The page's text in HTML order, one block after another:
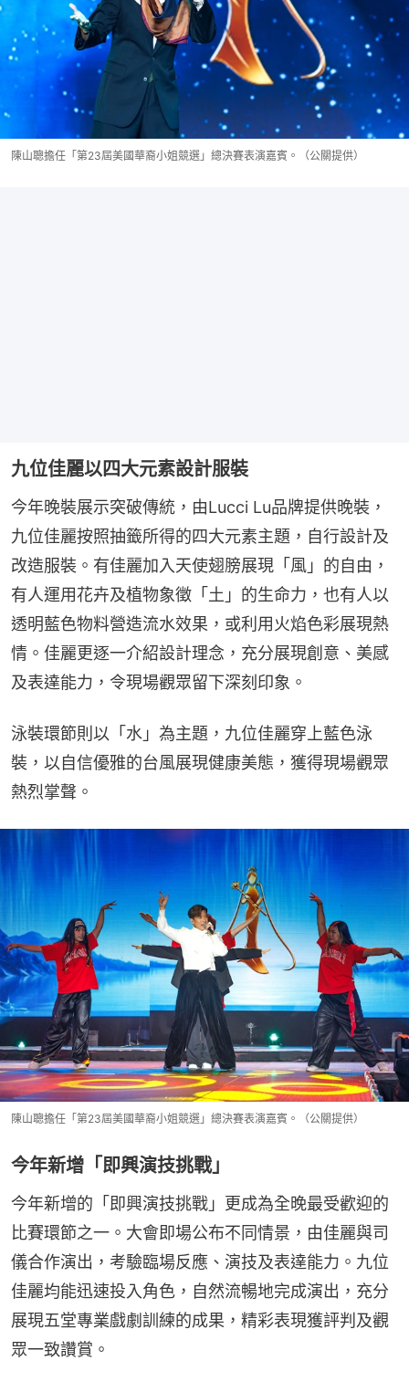
陳山聰擔任「第23屆美國華裔小姐競選」總決賽表演嘉賓。（公關提供）
九位佳麗以四大元素設計服裝
今年晚裝展示突破傳統，由Lucci Lu品牌提供晚裝，
九位佳麗按照抽籤所得的四大元素主題，自行設計及
改造服裝。有佳麗加入天使翅膀展現「風」的自由，
有人運用花卉及植物象徵「土」的生命力，也有人以
透明藍色物料營造流水效果，或利用火焰色彩展現熱
情。佳麗更逐一介紹設計理念，充分展現創意、美感
及表達能力，令現場觀眾留下深刻印象。
泳裝環節則以「水」為主題，九位佳麗穿上藍色泳
裝，以自信優雅的台風展現健康美態，獲得現場觀眾
熱烈掌聲。
陳山聰擔任「第23屆美國華裔小姐競選」總決賽表演嘉賓。（公關提供）
今年新增「即興演技挑戰」
今年新增的「即興演技挑戰」更成為全晚最受歡迎的
比賽環節之一。大會即場公布不同情景，由佳麗與司
儀合作演出，考驗臨場反應、演技及表達能力。九位
佳麗均能迅速投入角色，自然流暢地完成演出，充分
展現五堂專業戲劇訓練的成果，精彩表現獲評判及觀
眾一致讚賞。